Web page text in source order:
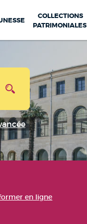
COLLECTIONS
PATRIMONIALES
en ligne